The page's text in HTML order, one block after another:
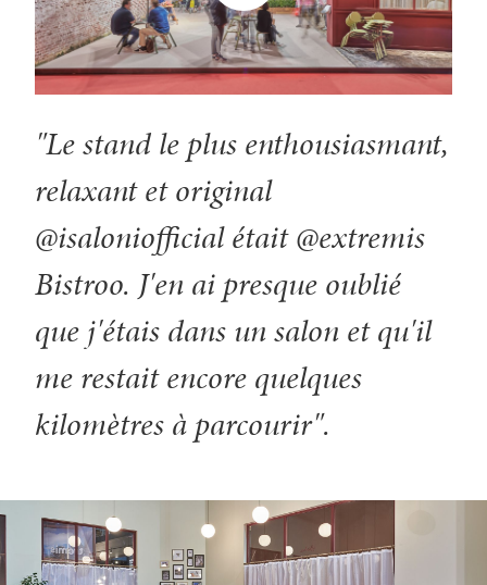
"Le stand le plus enthousiasmant,
relaxant et original
@isaloniofficial était @extremis
Bistroo. J'en ai presque oublié
que j'étais dans un salon et qu'il
me restait encore quelques
kilomètres à parcourir".